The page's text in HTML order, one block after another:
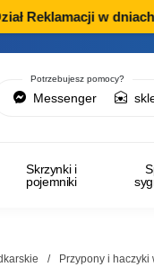
Reklamacji w
Potrzebujesz pomocy?
Messenger
Skrzynki i
pojemniki
/ Przypony i haczyki